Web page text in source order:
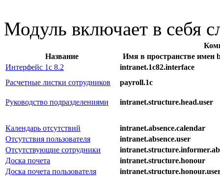
Модуль включает в себя
Название
Имя в пространстве имен
Интерфейс 1с 8.2
intranet.1c82.interface
Расчетные листки сотрудников
payroll.1c
Руководство подразделениями intranet.structure.head.user
Календарь отсутствий
intranet.absence.calendar
Отсутствия пользователя
intranet.absence.user
Отсутствующие сотрудники
Доска почета
intranet.structure.honour
Доска почета пользователя